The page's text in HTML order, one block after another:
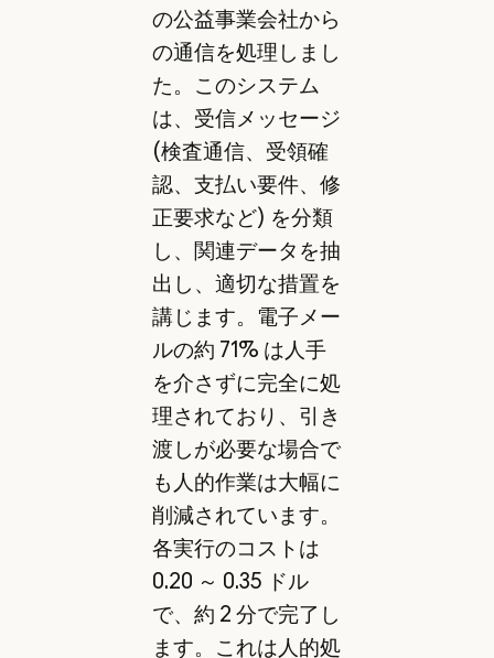
の公益事業会社から
の通信を処理しまし
た。このシステム
は、受信メッセージ
(検査通信、受領確
認、支払い要件、修
正要求など) を分類
し、関連データを抽
出し、適切な措置を
講じます。電子メー
ルの約 71% は人手
を介さずに完全に処
理されており、引き
渡しが必要な場合で
も人的作業は大幅に
削減されています。
各実行のコストは
0.20 ～ 0.35 ドル
で、約 2 分で完了し
ます。これは人的処